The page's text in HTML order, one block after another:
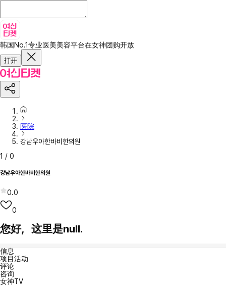
韩国No.1专业医美美容平台在女神团购开放
打开
医院
강남우아한바비한의원
1 / 0
강남우아한바비한의원
0.0
0
您好，这里是null.
信息
项目活动
评论
咨询
女神TV